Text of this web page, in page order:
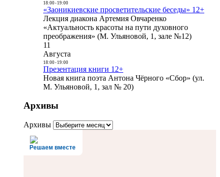
18:00- 19:00
«Заоникиевские просветительские беседы» 12+
Лекция диакона Артемия Овчаренко
«Актуальность красоты на пути духовного
преображения» (М. Ульяновой, 1, зале №12)
11
Августа
18:00- 19:00
Презентация книги 12+
Новая книга поэта Антона Чёрного «Сбор» (ул.
М. Ульяновой, 1, зал № 20)
Архивы
Архивы
Решаем вместе